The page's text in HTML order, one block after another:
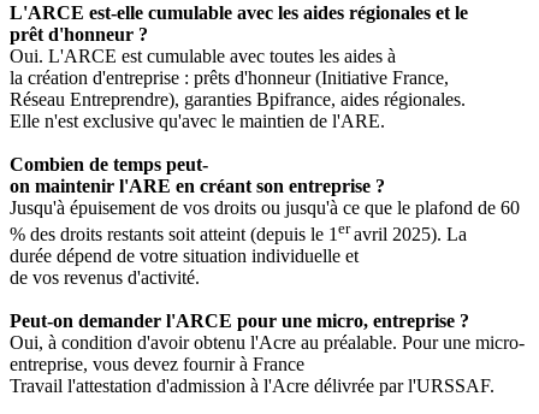
L'ARCE est-elle cumulable avec les aides régionales et le
prêt d'honneur ?
Oui. L'ARCE est cumulable avec toutes les aides à
la création d'entreprise : prêts d'honneur (Initiative France,
Réseau Entreprendre), garanties Bpifrance, aides régionales.
Elle n'est exclusive qu'avec le maintien de l'ARE.
Combien de temps peut-
on maintenir l'ARE en créant son entreprise ?
Jusqu'à épuisement de vos droits ou jusqu'à ce que le plafond de 60
% des droits restants soit atteint (depuis le 1 eravril 2025). La
durée dépend de votre situation individuelle et
de vos revenus d'activité.
Peut-on demander l'ARCE pour une micro, entreprise ?
Oui, à condition d'avoir obtenu l'Acre au préalable. Pour une micro-
entreprise, vous devez fournir à France
Travail l'attestation d'admission à l'Acre délivrée par l'URSSAF.